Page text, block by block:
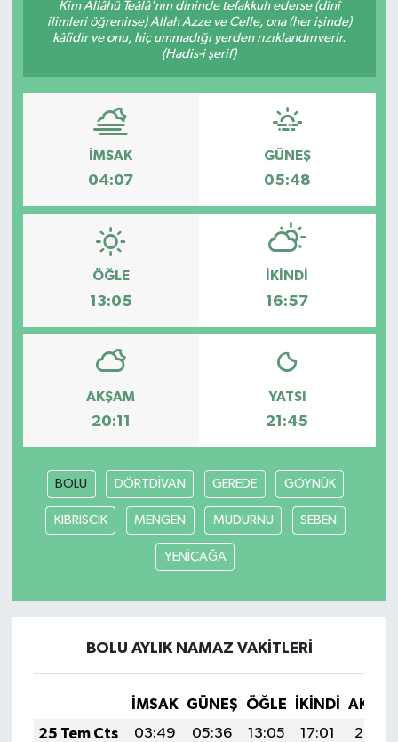
Kim Allâhü Teâlâ'nın dininde tefakkuh ederse (dînî
ilimleri öğrenirse) Allah Azze ve Celle, ona (her işinde)
kâfidir ve onu, hiç ummadığı yerden rızıklandırıverir.
(Hadis-i şerif)
İMSAK
04:07
GÜNEŞ
05:48
ÖĞLE
13:05
İKINDI
16:57
AKŞAM
20:11
YATSI
21:45
BOLU DÖRTDİVAN GEREDE GÖYNÜK
KIBRISCIK MENGEN MUDURNU SEBEN
YENİÇAĞA
BOLU AYLIK NAMAZ VAKITLERI
İMSAK GÜNEŞ ÖĞLE İKINDI
25 Tem Cts
03:49 05:36 13:05 17:01
20:24